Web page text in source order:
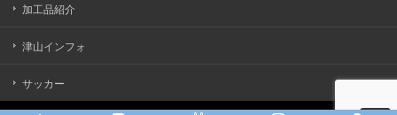
加工品紹介
津山インフォ
サッカー